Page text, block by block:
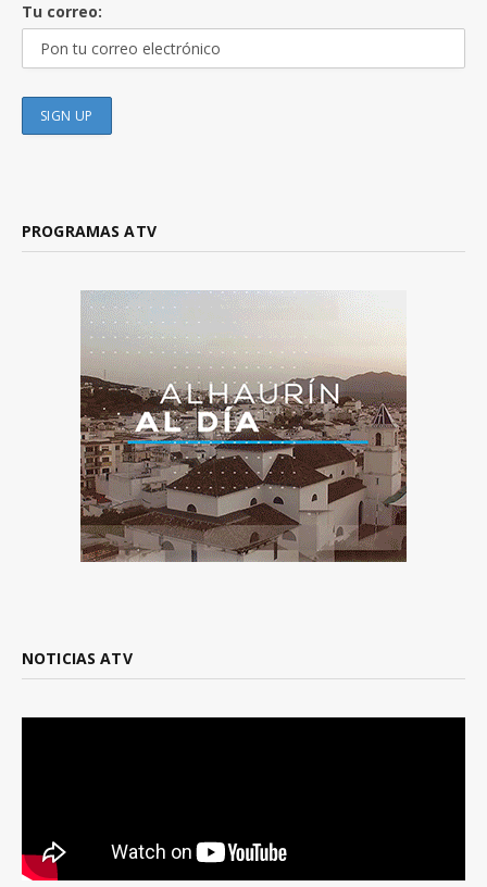
Tu correo:
PROGRAMAS ATV
NOTICIAS ATV